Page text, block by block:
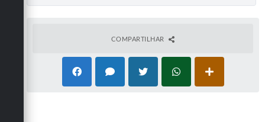
COMPARTILHAR